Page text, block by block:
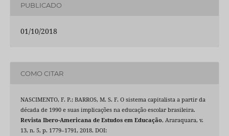
PUBLICADO
01/10/2018
COMO CITAR
NASCIMENTO, F. P.; BARROS, M. S. F. O sistema capitalista a partir da
década de 1990 e suas implicações na educação escolar brasileira.
Revista Ibero-Americana de Estudos em Educação, Araraquara, v.
13, n. 5, p. 1779–1791, 2018. DOI: